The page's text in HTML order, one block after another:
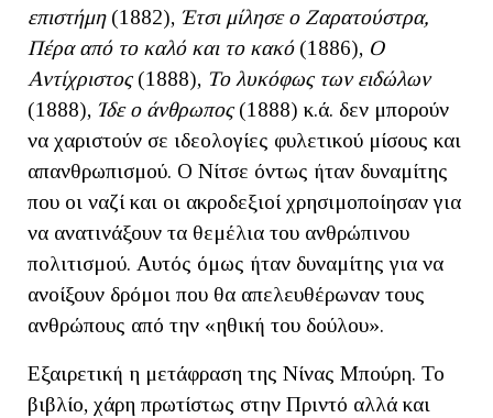
επιστήμη(1882), Έτσι μίλησε ο Ζαρατούστρα,
Πέρα από το καλό και το κακό(1886), Ο
Αντίχριστος(1888), Το λυκόφως των ειδώλων
(1888), Ίδε ο άνθρωπος(1888) κ.ά. δεν μπορούν
να χαριστούν σε ιδεολογίες φυλετικού μίσους και
απανθρωπισμού. Ο Νίτσε όντως ήταν δυναμίτης
που οι ναζί και οι ακροδεξιοί χρησιμοποίησαν για
να ανατινάξουν τα θεμέλια του ανθρώπινου
πολιτισμού. Αυτός όμως ήταν δυναμίτης για να
ανοίξουν δρόμοι που θα απελευθέρωναν τους
ανθρώπους από την «ηθική του δούλου».
Εξαιρετική η μετάφραση της Νίνας Μπούρη. Το
βιβλίο, χάρη πρωτίστως στην Πριντό αλλά και